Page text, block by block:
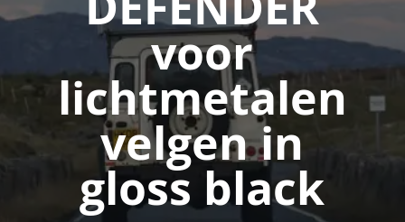
voor
lichtmetalen
velgen in
gloss black